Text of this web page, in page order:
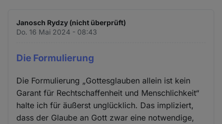
Janosch Rydzy (nicht überprüft)
Do. 16 Mai 2024 - 08:43
Die Formulierung
Die Formulierung „Gottesglauben allein ist kein
Garant für Rechtschaffenheit und Menschlichkeit“
halte ich für äußerst unglücklich. Das impliziert,
dass der Glaube an Gott zwar eine notwendige,